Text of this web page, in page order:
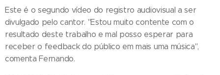
Este é o segundo vídeo do registro audiovisual a ser
divulgado pelo cantor. "Estou muito contente com o
resultado deste trabalho e mal posso esperar para
receber o feedback do público em mais uma música",
comenta Fernando.